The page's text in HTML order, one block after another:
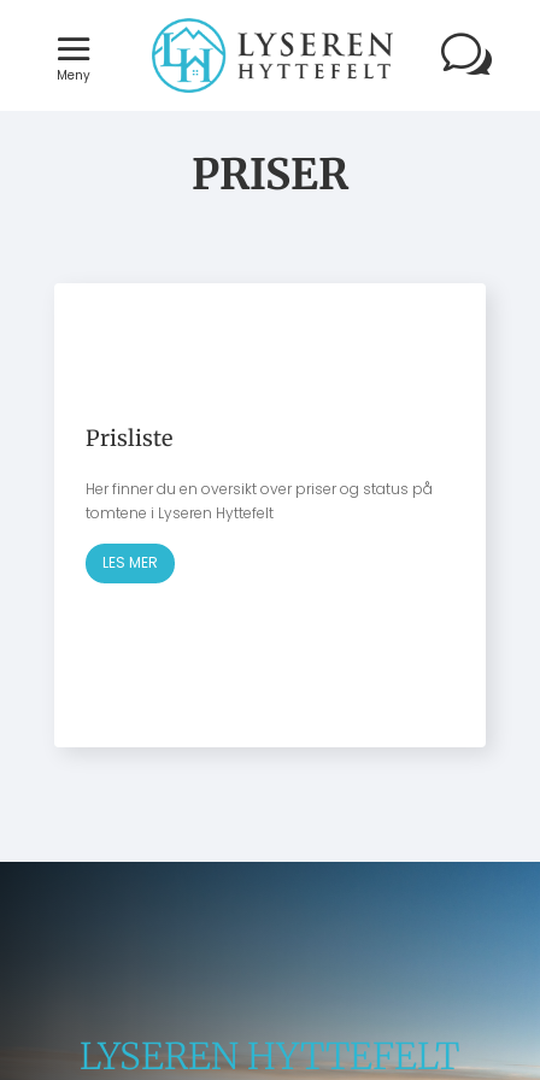
Meny
PRISER
Prisliste
Her finner du en oversikt over priser og status på
tomtene i Lyseren Hyttefelt
LES MER
LYSEREN HYTTEFELT